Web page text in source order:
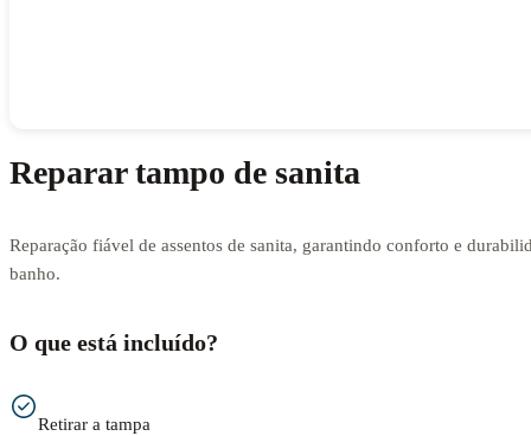
Reparar tampo de sanita
Reparação fiável de assentos de sanita, garantindo conforto e
banho.
O que está incluído?
Retirar a tampa